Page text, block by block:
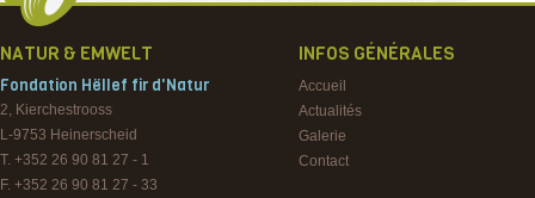
NATUR & EMWELT
Fondation Hëllef fir d'Natur
2, Kierchestrooss
L-9753 Heinerscheid
T. +352 26 90 81 27 - 1
F. +352 26 90 81 27 - 33
INFOS GÉNÉRALES
Accueil
Actualités
Galerie
Contact